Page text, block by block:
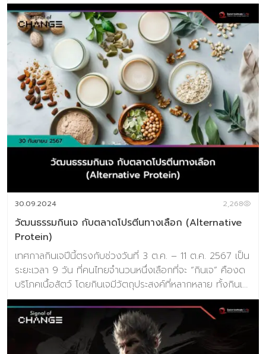
กระแสสำคัญในอุตสาหกรรมการดูแลสุขภาพ ศูนย์วิจัยเทรนด์
และคอนเซปต์แห่งอนาคตบารามีซี่ แล็บ ได้ศึกษาหาข้อมูลพบว่า
ตลาดการดูแลสุขภาพทั่วโลกซึ่งปัจจุบันมีมูลค่ามากกว่า 1.8
ล้านล้านดอลลาร์ที่กำลังเติบโตอย่างรวดเร็ว เนื่องจากผู้คน
จำนวนมากขึ้นแสวงหาผลิตภัณฑ์ และบริการที่ช่วยให้การดูแล
สุขภาพเป็นเรื่องง่าย และเข้าถึงได้มากขึ้น การจัดการน้ำหนัก
เป็นพื้นที่สำคัญในภาคส่วนนี้ โดยเฉพาะอย่างยิ่งเมื่อมีการคาด
การณ์ว่าประชากรมากกว่าครึ่งหนึ่งของโลกอาจมีน้ำหนักเกิน
ภายในปี 2035 ส่งผลให้ยาลดน้ำหนัก และอาหารเสริมได้รับ
ความสนใจเพิ่มมากขึ้น อนาคตเริ่มชัดเจนขึ้นเมื่อนัก
วิทยาศาสตร์จาก Aarhus University ในประเทศเดนมาร์ก ได้
พัฒนาตัวยาที่จำลองการเผาผลาญเทียบเท่าการวิ่งระยะ 10
กิโลเมตรได้ หรือจะเรียกว่า “ยาออกกำลังกาย” ภายในบรรจุ
(Lactates) และคีโตน (Ketones) ที่เกิดขึ้นระหว่างการออก
กำลังกา […]
30.09.2024 2,268
วัฒนธรรมกินเจ กับตลาดโปรตีนทางเลือก (Alternative
Protein)
เทศกาลกินเจปีนี้ตรงกับช่วงวันที่ 3 ต.ค. – 11 ต.ค. 2567 เป็น
ระยะเวลา 9 วัน ที่คนไทยจำนวนหนึ่งเลือกที่จะ “กินเจ” คืองด
บริโภคเนื้อสัตว์ โดยกินเจมีวัตถุประสงค์ที่หลากหลาย ทั้งกินเจ
เพื่อสุขภาพที่ดีขึ้น, กินเจเพื่อทำบุญ และกินเจเพื่อละเว้นกรรม
(ที่เกิดจากการฆ่าสัตว์ตัดชีวิต) โดยประมาณการ เม็ดเงินค่าใช้
จ่ายของคนกรุงเทพฯ ช่วงเทศกาลกินเจน่าจะมีมูลค่าหลายพัน
ล้านบาท อย่างไรก็ตาม นอกจากเทศกาลกินเจที่เกิดขึ้นแล้วจบ